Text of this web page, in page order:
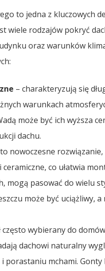
to jedna z kluczowych
wiele rodzajów pokryć
oraz warunków
– charakteryzują się
warunkach
może być ich wyższa
dachu.
nowoczesne
ceramiczne, co ułatwia
mogą pasować do wielu
może być uciążliwy,
wybierany do
dachowi naturalny
porastaniu mchami.